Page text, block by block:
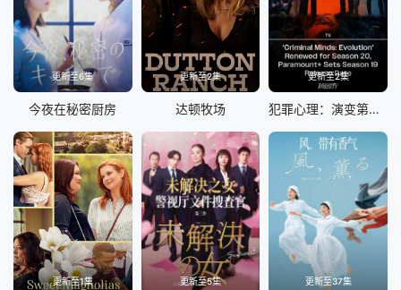
更新至6集
今夜在秘密厨房
更新至2集
达顿牧场
更新至2集
犯罪心理：演变第十九季
更新至1集 更新至5集 更新至37集